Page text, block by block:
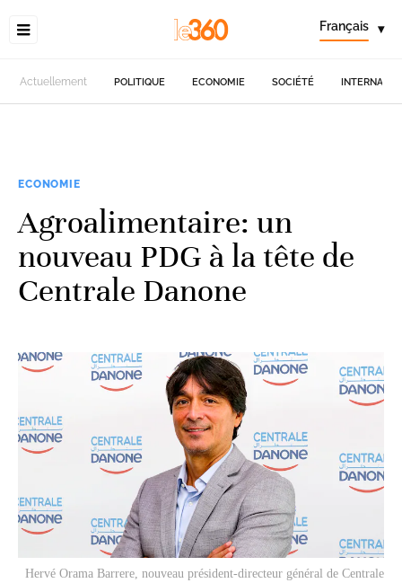
Français ▾
Actuellement POLITIQUE ECONOMIE SOCIÉTÉ
ECONOMIE
Agroalimentaire: un
nouveau PDG à la tête de
Centrale Danone
Hervé Orama Barrere, nouveau président-directeur général de Centrale